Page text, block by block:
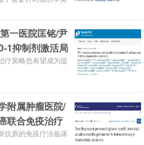
一医院匡铭/尹
1抑制剂激活局
疗策略也有望成为提
附属肿瘤医院/
联合免疫治疗
抗原的免疫疗法临床